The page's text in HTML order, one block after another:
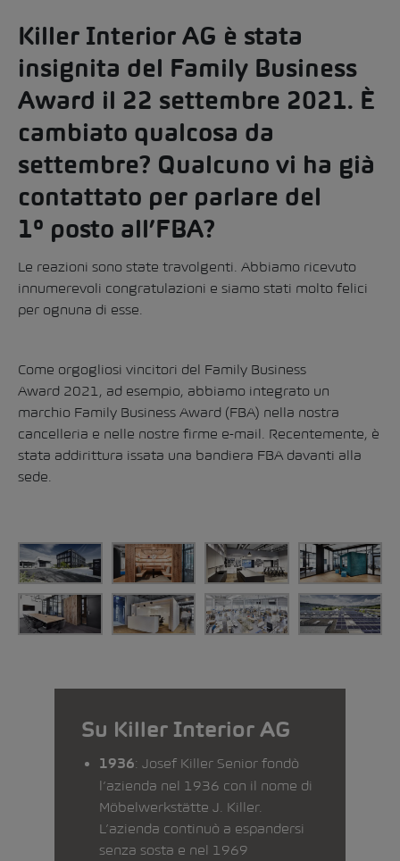
Killer Interior AG è stata
insignita del Family Business
Award il 22 settembre 2021. È
cambiato qualcosa da
settembre? Qualcuno vi ha già
contattato per parlare del
1° posto all’FBA?
Le reazioni sono state travolgenti. Abbiamo ricevuto
innumerevoli congratulazioni e siamo stati molto felici
per ognuna di esse.
Come orgogliosi vincitori del Family Business
Award 2021, ad esempio, abbiamo integrato un
marchio Family Business Award (FBA) nella nostra
cancelleria e nelle nostre firme e-mail. Recentemente, è
stata addirittura issata una bandiera FBA davanti alla
sede.
Su Killer Interior AG
1936: Josef Killer Senior fondò
l’azienda nel 1936 con il nome di
Möbelwerkstätte J. Killer.
L’azienda continuò a espandersi
senza sosta e nel 1969